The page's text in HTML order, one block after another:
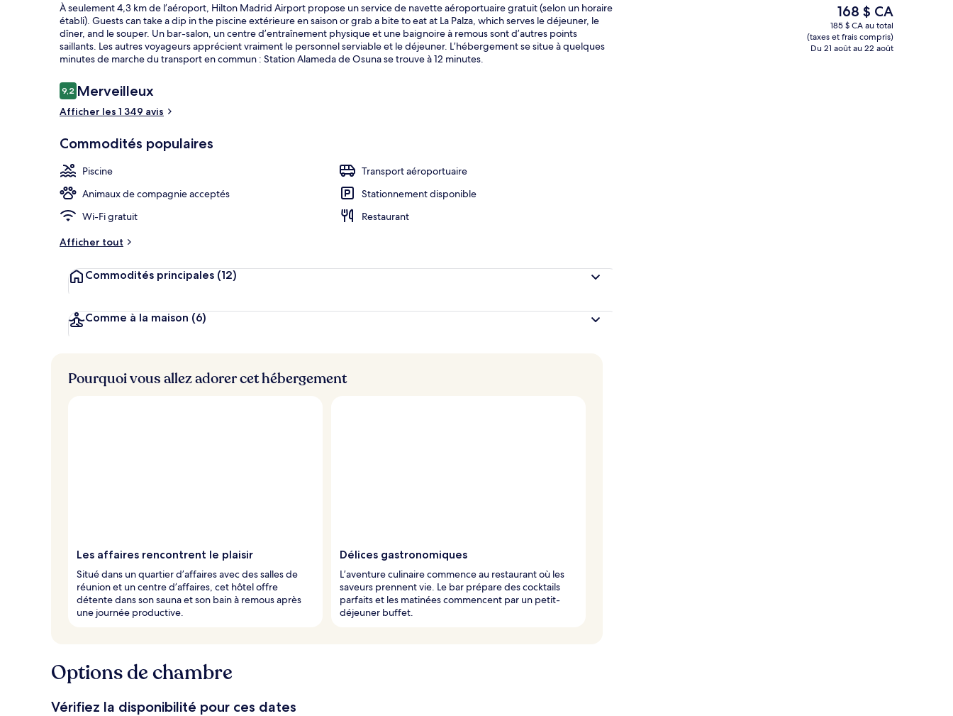
Bar-salon dans le hall Literie de qualité, minibar, coffre-
À seulement 4,3 km de l’aéroport, Hilton Madrid Airport propose un service de navette aéroportuaire gratuit (selon un horaire
établi). Guests can take a dip in the piscine extérieure en saison or grab a bite to eat at La Palza, which serves le déjeuner, le
dîner, and le souper. Un bar-salon, un centre d’entraînement physique et une baignoire à remous sont d’autres points
saillants. Les autres voyageurs apprécient vraiment le personnel serviable et le déjeuner. L’hébergement se situe à quelques
minutes de marche du transport en commun : Station Alameda de Osuna se trouve à 12 minutes.
Avis
9,29,2 sur 10 –
Merveilleux
Afficher les 1 349 avis
Commodités populaires
Piscine
Transport aéroportuaire
Animaux de compagnie acceptés
Stationnement disponible
Wi-Fi gratuit
Restaurant
Afficher tout
Commodités principales (12)
Comme à la maison (6)
Le
prix
actuel
est
168 $ CA
185 $ CA au total
(taxes et frais compris)
Du 21 août au 22 août
Pourquoi vous allez adorer cet hébergement
Les affaires rencontrent le plaisir
Situé dans un quartier d’affaires avec des salles de
réunion et un centre d’affaires, cet hôtel offre
détente dans son sauna et son bain à remous après
une journée productive.
Délices gastronomiques
L’aventure culinaire commence au restaurant où les
saveurs prennent vie. Le bar prépare des cocktails
parfaits et les matinées commencent par un petit-
déjeuner buffet.
Options de chambre
Vérifiez la disponibilité pour ces dates